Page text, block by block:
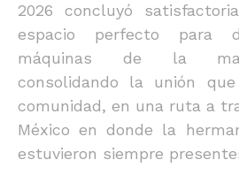
2026 concluyó
espacio perfecto para
máquinas de la
consolidando la unión
comunidad, en una ruta a
México en donde la
estuvieron siempre